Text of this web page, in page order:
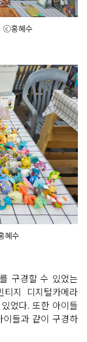
ⓒ홍혜수
혜수
구경할 수 있었는
지 디지털카메라
었다. 또한 아이들
들과 같이 구경하